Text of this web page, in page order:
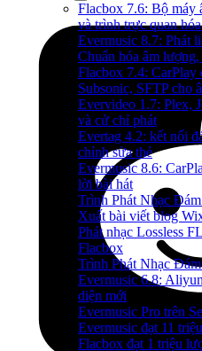
Flacbox 7.6: Bộ máy
và trình trực quan
Evermusic 8.7: Phát
Chuẩn hóa âm
Flacbox 7.4:
Subsonic, SFTP cho
Evervideo 1.7: Plex,
và cử chỉ phát
Evertag 4.2: kết nối
chỉnh sửa thẻ
Evermusic 8.6:
lời bài hát
Trình Phát Nhạc
Xuất bài viết blog
Phát nhạc Lossless
Flacbox
Trình Phát Nhạc
Evermusic 6.8:
diện mới
Evermusic Pro trên
Evermusic đạt 11
Flacbox đạt 1 triệu